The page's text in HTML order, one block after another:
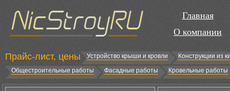
Главная
О компании
Прайс-лист, цены Устройство крыши и кровли
Конструкции из
Общестроительные работы
Фасадные работы Кровельные работы